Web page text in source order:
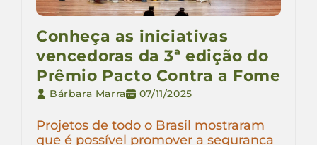
Conheça as iniciativas
vencedoras da 3ª edição do
Prêmio Pacto Contra a Fome
Bárbara Marra 07/11/2025
Projetos de todo o Brasil mostraram
que é possível promover a segurança